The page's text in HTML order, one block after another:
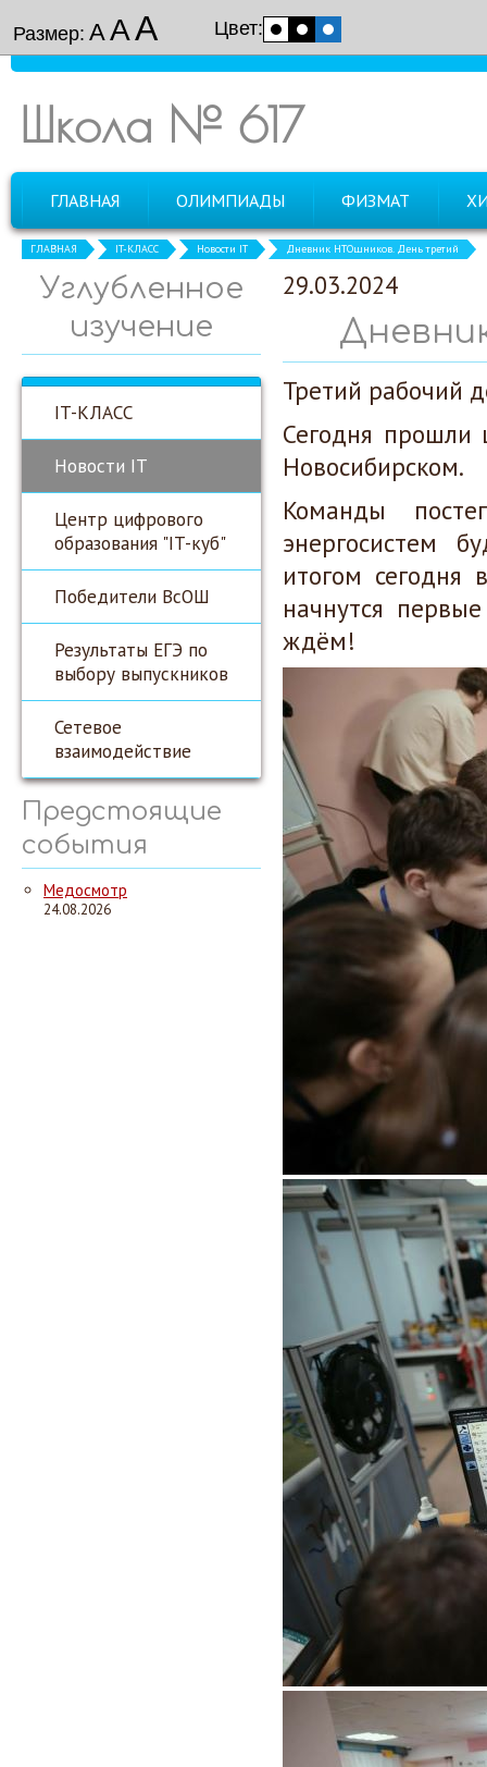
Размер: ААА Цвет:
Школа № 617
ГЛАВНАЯ ОЛИМПИАДЫ ФИЗМАТ
ГЛАВНАЯ IT-КЛАСС Новости IT Дневник НТОшников. День третий
Углубленное
изучение
IT-КЛАСС
Новости IT
Центр цифрового
образования "IT-куб"
Победители ВсОШ
Результаты ЕГЭ по
выбору выпускников
Сетевое
взаимодействие
Предстоящие
события
Медосмотр
24.08.2026
29.03.2024
Третий рабочий
Сегодня
Новосибирском.
Команды
энергосистем
итогом
начнутся
ждём!